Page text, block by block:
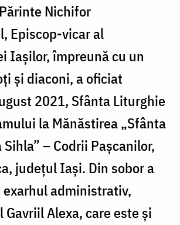
Nichifor
Episcop-vicar al
Iaşilor, împreună cu un
şi diaconi, a oficiat
2021, Sfânta Liturghie
la Mănăstirea „Sfânta
– Codrii Pașcanilor,
judeţul Iași. Din sobor a
administrativ,
Alexa, care este și